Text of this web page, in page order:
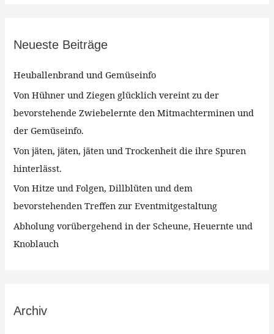
e
n
a
c
h
:
Neueste Beiträge
Heuballenbrand und Gemüseinfo
Von Hühner und Ziegen glücklich vereint zu der
bevorstehende Zwiebelernte den Mitmachterminen und
der Gemüseinfo.
Von jäten, jäten, jäten und Trockenheit die ihre Spuren
hinterlässt.
Von Hitze und Folgen, Dillblüten und dem
bevorstehenden Treffen zur Eventmitgestaltung
Abholung vorübergehend in der Scheune, Heuernte und
Knoblauch
Archiv